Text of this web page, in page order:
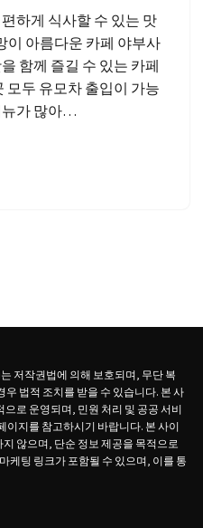
하게 식사할 수 있는 맛
이 아름다운 카페 야부사
함께 즐길 수 있는 카페
모두 유모차 출입이 가능
뉴가 많아…
저작권법에 의해 보호되며, 무단 복
법적 조치를 받을 수 있습니다. 본 사
로 운영되며, 민원 처리 및 공공 서비
이지를 참고하시기 바랍니다. 본 사이
않으며, 단순 정보 제공을 목적으로
케팅 링크가 포함될 수 있으며, 이를 통